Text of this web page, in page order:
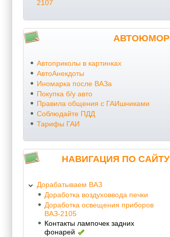
2107
АВТОЮМОР
Автоприколы в картинках
АвтоАнекдоты
Иномарка после ВАЗа
Покупка б/у авто
Правила общения с ГАИшниками
Соблюдайте ПДД
Тарифы ГАИ
НАВИГАЦИЯ ПО САЙТУ
Дорабатываем ВАЗ
Доработка воздуховвода печки
Доработка освещения приборов
ВАЗ-2105
Контакты лампочек задних
фонарей